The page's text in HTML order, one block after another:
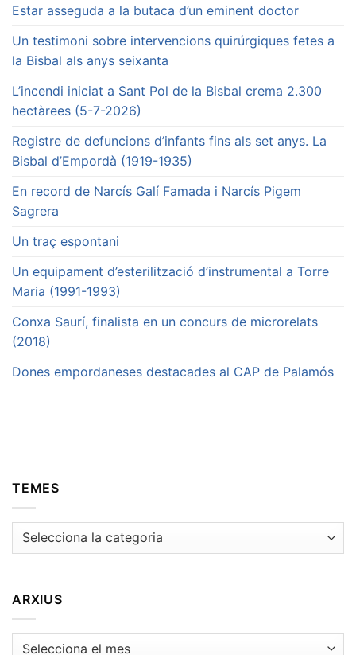
Estar asseguda a la butaca d’un eminent doctor
Un testimoni sobre intervencions quirúrgiques fetes a
la Bisbal als anys seixanta
L’incendi iniciat a Sant Pol de la Bisbal crema 2.300
hectàrees (5-7-2026)
Registre de defuncions d’infants fins als set anys. La
Bisbal d’Empordà (1919-1935)
En record de Narcís Galí Famada i Narcís Pigem
Sagrera
Un traç espontani
Un equipament d’esterilització d’instrumental a Torre
Maria (1991-1993)
Conxa Saurí, finalista en un concurs de microrelats
(2018)
Dones empordaneses destacades al CAP de Palamós
TEMES
Temes
ARXIUS
Arxius